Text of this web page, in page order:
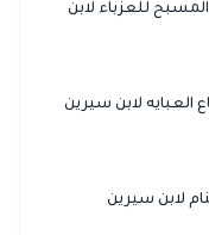
للعزباء لابن
لابن سيرين
لابن سيرين